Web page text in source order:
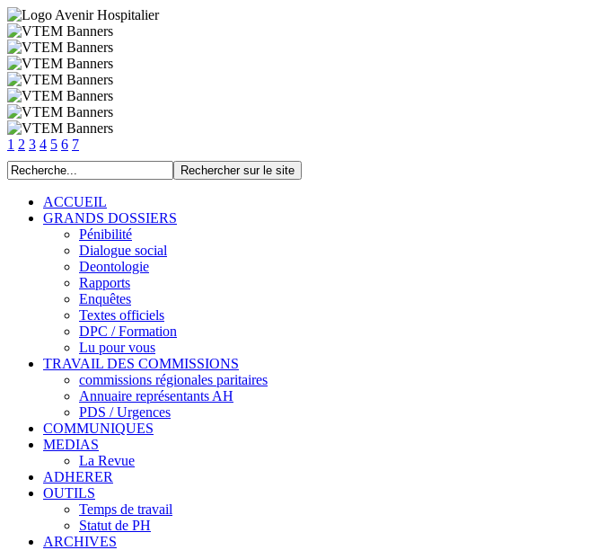
1 2 3 4 5 6 7
ACCUEIL
GRANDS DOSSIERS
Pénibilité
Dialogue social
Deontologie
Rapports
Enquêtes
Textes officiels
DPC / Formation
Lu pour vous
TRAVAIL DES COMMISSIONS
commissions régionales paritaires
Annuaire représentants AH
PDS / Urgences
COMMUNIQUES
MEDIAS
La Revue
ADHERER
OUTILS
Temps de travail
Statut de PH
ARCHIVES